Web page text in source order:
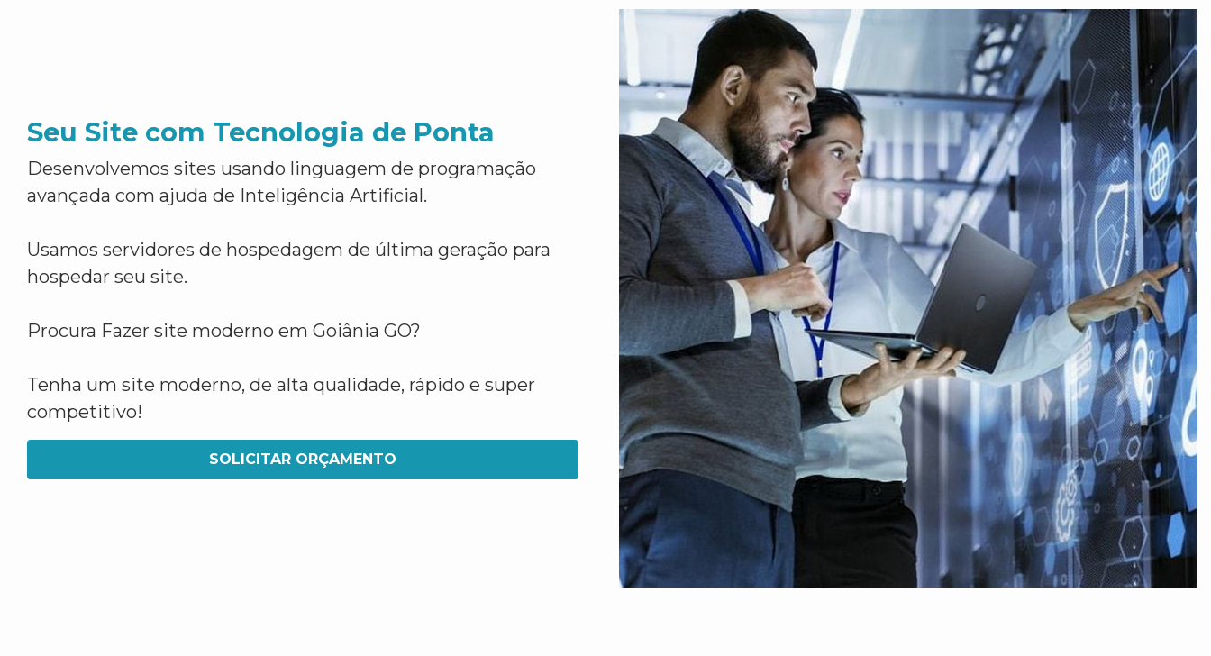
Seu Site com Tecnologia de Ponta
Desenvolvemos sites usando linguagem de programação
avançada com ajuda de Inteligência Artificial.
Usamos servidores de hospedagem de última geração para
hospedar seu site.
Procura Fazer site moderno em Goiânia GO?
Tenha um site moderno, de alta qualidade, rápido e super
competitivo!
SOLICITAR ORÇAMENTO